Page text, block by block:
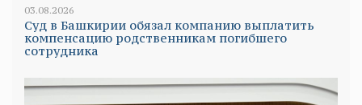
03.08.2026
Суд в Башкирии обязал компанию выплатить
компенсацию родственникам погибшего
сотрудника